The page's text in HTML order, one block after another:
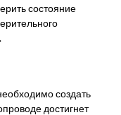
состояние
создать
достигнет